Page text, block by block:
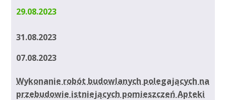
29.08.2023
31.08.2023
07.08.2023
Wykonanie robót budowlanych polegających na
przebudowie istniejących pomieszczeń Apteki